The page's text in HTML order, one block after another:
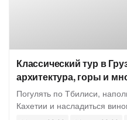
Классический тур в
архитектура, горы и
Погулять по Тбилиси,
Кахетии и насладиться